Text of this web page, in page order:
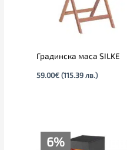
Градинска маса SILKE
59.00€ (115.39 лв.)
6%
Original
Текущата